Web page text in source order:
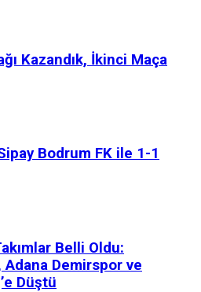
Kazandık, İkinci Maça
Bodrum FK ile 1-1
Belli Oldu:
Demirspor ve
Düştü